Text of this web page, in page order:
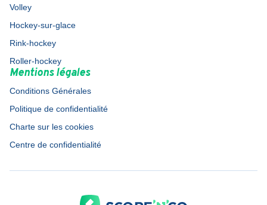
Volley
Hockey-sur-glace
Rink-hockey
Roller-hockey
Mentions légales
Conditions Générales
Politique de confidentialité
Charte sur les cookies
Centre de confidentialité